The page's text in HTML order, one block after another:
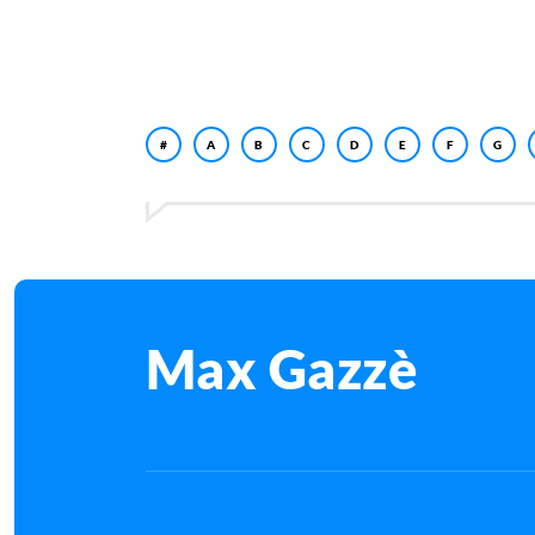
# A B C D E F G
Max Gazzè